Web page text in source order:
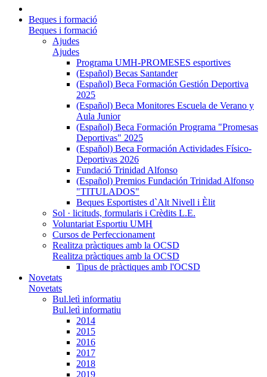
Beques i formació
Beques i formació
Ajudes
Ajudes
Programa UMH-PROMESES esportives
(Español) Becas Santander
(Español) Beca Formación Gestión Deportiva
2025
(Español) Beca Monitores Escuela de Verano y
Aula Junior
(Español) Beca Formación Programa "Promesas
Deportivas" 2025
(Español) Beca Formación Actividades Físico-
Deportivas 2026
Fundació Trinidad Alfonso
(Español) Premios Fundación Trinidad Alfonso
"TITULADOS"
Beques Esportistes d`Alt Nivell i Èlit
Sol · licituds, formularis i Crèdits L.E.
Voluntariat Esportiu UMH
Cursos de Perfeccionament
Realitza pràctiques amb la OCSD
Realitza pràctiques amb la OCSD
Tipus de pràctiques amb l'OCSD
Novetats
Novetats
Bul.letì informatiu
Bul.letì informatiu
2014
2015
2016
2017
2018
2019